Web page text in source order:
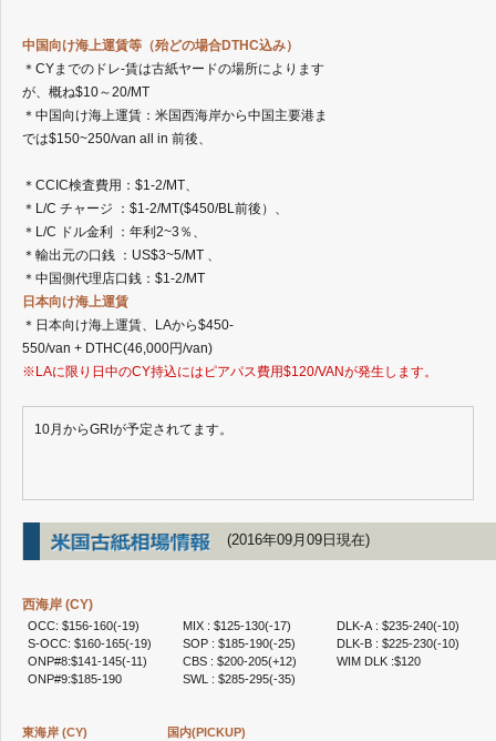
2024年1月
2023年12月
2023年10月
2023年9月
2023年7月
2023年6月
2023年5月
2023年4月
2023年2月
2022年12月
2022年11月
2022年10月
2022年9月
2022年8月
2022年5月
2022年4月
2022年3月
2021年11月
2021年9月
2021年8月
2021年6月
中国向け海上運賃等（殆どの場合DTHC込み）
＊CYまでのドレ-賃は古紙ヤードの場所によります
が、概ね$10～20/MT
＊中国向け海上運賃：米国西海岸から中国主要港ま
では$150~250/van all in 前後、
＊CCIC検査費用：$1-2/MT、
＊L/C チャージ ：$1-2/MT($450/BL前後）、
＊L/C ドル金利 ：年利2~3％、
＊輸出元の口銭 ：US$3~5/MT 、
＊中国側代理店口銭：$1-2/MT
日本向け海上運賃
＊日本向け海上運賃、LAから$450-
550/van + DTHC(46,000円/van)
※LAに限り日中のCY持込にはピアパス費用$120/VANが発生します。
10月からGRIが予定されてます。
(2016年09月09日現在)
西海岸 (CY)
OCC: $156-160(-19)
S-OCC: $160-165(-19)
ONP#8:$141-145(-11)
ONP#9:$185-190
MIX : $125-130(-17)
SOP : $185-190(-25)
CBS : $200-205(+12)
SWL : $285-295(-35)
DLK-A : $235-240(-10)
DLK-B : $225-230(-10)
WIM DLK :$120
東海岸 (CY)
国内(PICKUP)